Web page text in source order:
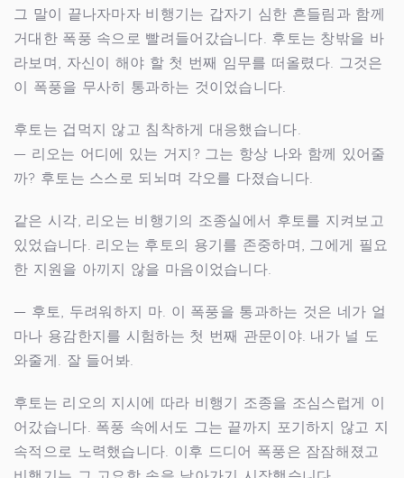
그 말이 끝나자마자 비행기는 갑자기 심한 흔들림과 함께
거대한 폭풍 속으로 빨려들어갔습니다. 후토는 창밖을 바
라보며, 자신이 해야 할 첫 번째 임무를 떠올렸다. 그것은
이 폭풍을 무사히 통과하는 것이었습니다.
후토는 겁먹지 않고 침착하게 대응했습니다.
— 리오는 어디에 있는 거지? 그는 항상 나와 함께 있어줄
까? 후토는 스스로 되뇌며 각오를 다졌습니다.
같은 시각, 리오는 비행기의 조종실에서 후토를 지켜보고
있었습니다. 리오는 후토의 용기를 존중하며, 그에게 필요
한 지원을 아끼지 않을 마음이었습니다.
— 후토, 두려워하지 마. 이 폭풍을 통과하는 것은 네가 얼
마나 용감한지를 시험하는 첫 번째 관문이야. 내가 널 도
와줄게. 잘 들어봐.
후토는 리오의 지시에 따라 비행기 조종을 조심스럽게 이
어갔습니다. 폭풍 속에서도 그는 끝까지 포기하지 않고 지
속적으로 노력했습니다. 이후 드디어 폭풍은 잠잠해졌고